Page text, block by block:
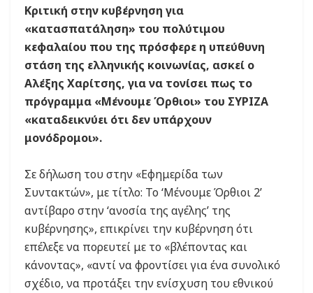
Κριτική στην κυβέρνηση για
«κατασπατάληση» του πολύτιμου
κεφαλαίου που της πρόσφερε η υπεύθυνη
στάση της ελληνικής κοινωνίας, ασκεί ο
Αλέξης Χαρίτσης, για να τονίσει πως το
πρόγραμμα «Μένουμε Όρθιοι» του ΣΥΡΙΖΑ
«καταδεικνύει ότι δεν υπάρχουν
μονόδρομοι».
Σε δήλωση του στην «Εφημερίδα των
Συντακτών», με τίτλο: Το ‘Μένουμε Όρθιοι 2’
αντίβαρο στην ‘ανοσία της αγέλης’ της
κυβέρνησης», επικρίνει την κυβέρνηση ότι
επέλεξε να πορευτεί με το «βλέποντας και
κάνοντας», «αντί να φροντίσει για ένα συνολικό
σχέδιο, να προτάξει την ενίσχυση του εθνικού